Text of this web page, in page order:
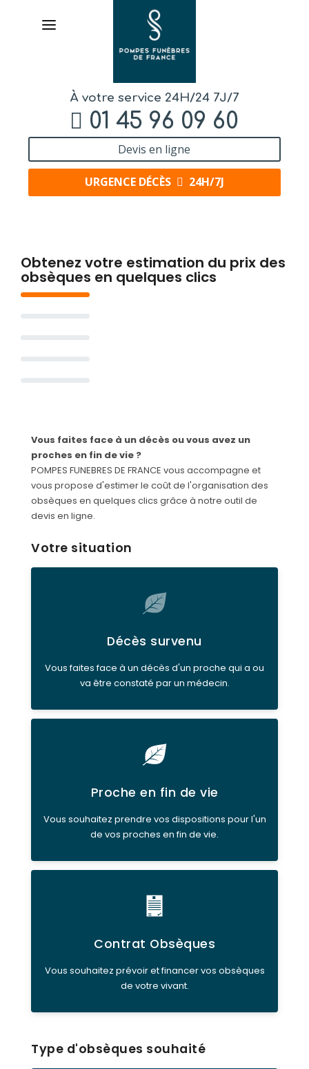
À votre service 24H/24 7J/7
01 45 96 09 60
Devis en ligne
URGENCE DÉCÈS 24H/7J
ORGANISER DES OBSÈQUES
Livraison de plaques
Nos capitons funéraires
Nos cercueils
Nos fleurs naturelles
Nos monuments
Nos urnes funéraires
Services aux familles
Agence de PARIS 16
Agence de PARIS 17
Agence de PARIS 19
Agence de LEVALLOIS-PERRET
Obtenez votre estimation du prix des
obsèques en quelques clics
Vous faites face à un décès ou vous avez un
proches en fin de vie ?
POMPES FUNEBRES DE FRANCE vous accompagne et
vous propose d'estimer le coût de l'organisation des
obsèques en quelques clics grâce à notre outil de
devis en ligne.
Votre situation
Décès survenu
Vous faites face à un décès d'un proche qui a ou
va être constaté par un médecin.
Proche en fin de vie
Vous souhaitez prendre vos dispositions pour l'un
de vos proches en fin de vie.
Contrat Obsèques
Vous souhaitez prévoir et financer vos obsèques
de votre vivant.
Type d'obsèques souhaité